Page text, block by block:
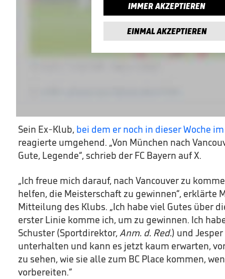
IMMER AKZEPTIEREN
EINMAL AKZEPTIEREN
Sein Ex-Klub, bei dem er noch in dieser Woche
reagierte umgehend. „Von München nach
Gute, Legende“, schrieb der FC Bayern auf X.
„Ich freue mich darauf, nach Vancouver zu
helfen, die Meisterschaft zu gewinnen“, erklärte
Mitteilung des Klubs. „Ich habe viel Gutes über
erster Linie komme ich, um zu gewinnen. Ich
Schuster (Sportdirektor,Anm. d. Red.) und
unterhalten und kann es jetzt kaum erwarten,
zu sehen, wie sie alle zum BC Place kommen,
vorbereiten.“